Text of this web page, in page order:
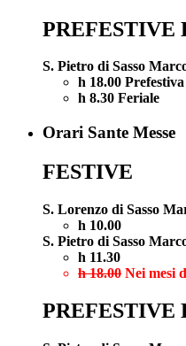
PREFESTIVE
S. Pietro di Sasso
h 18.00 Prefestiva
h 8.30 Feriale
Orari Sante Messe
FESTIVE
S. Lorenzo di Sasso
h 10.00
S. Pietro di Sasso
h 11.30
h 18.00 Nei mesi
PREFESTIVE